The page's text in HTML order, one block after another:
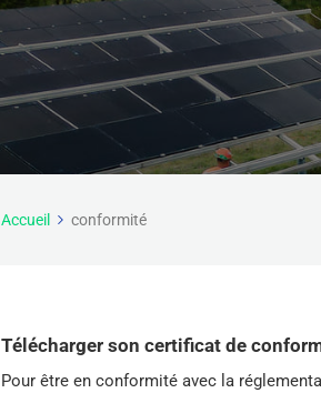
Accueil conformité
Télécharger son certificat de
Pour être en conformité avec la